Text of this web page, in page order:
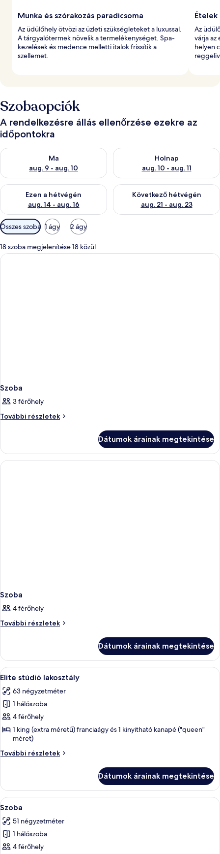
Munka és szórakozás paradicsoma
Az üdülőhely ötvözi az üzleti szükségleteket a luxussal.
A tárgyalótermek növelik a termelékenységet. Spa-
kezelések és medence melletti italok frissítik a
szellemet.
Ételek
Az
várja az
helyen
Szobaopciók
A rendelkezésre állás ellenőrzése ezekre az
időpontokra
Ma
aug. 9 - aug. 10
A ma esti rendelkezésre állás ellenőrzése: aug. 9 - aug. 10
Holnap
aug. 10 - aug. 11
A holnapi rendelkezésre állás
Ezen a hétvégén
aug. 14 - aug. 16
A mostani hétvégi rendelkezésre állás ellenőrzése: aug. 14 -
Következő hétvégén
aug. 21 - aug. 23
A következő hétvégi
Szobákhoz
rendelkezésre
álló
szűrők
Összes szoba 1 ágy 2 ágy
18 szoba megjelenítése 18 közül
Szoba
3 férőhely
További részletek
Szoba
Dátumok árainak megtekintése
Szoba
4 férőhely
További részletek
Szoba
Dátumok árainak megtekintése
A
következő
szoba
összes
képének
megtekintése:
Elite
stúdió
Egy szállodai szoba, amelyben egy
4
Elite stúdió lakosztály
63 négyzetméter
1 hálószoba
4 férőhely
1 king (extra méretű) franciaágy és 1 kinyitható kanapé ("queen"
méret)
További részletek
Elite
részletei
Dátumok árainak megtekintése
A
következő
szoba
összes
képének
Egy szállodai szoba két ággyal, egy
5
Szoba
51 négyzetméter
1 hálószoba
4 férőhely